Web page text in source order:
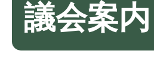
議会案内